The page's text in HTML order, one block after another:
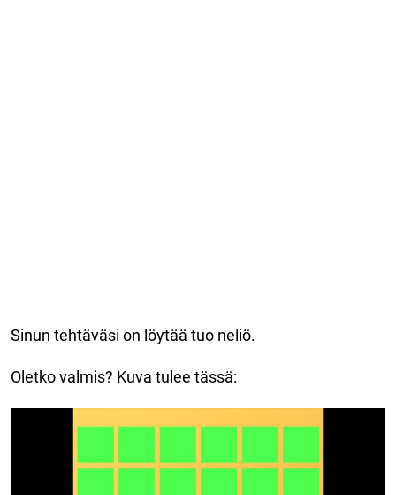
Sinun tehtäväsi on löytää tuo neliö.
Oletko valmis? Kuva tulee tässä: